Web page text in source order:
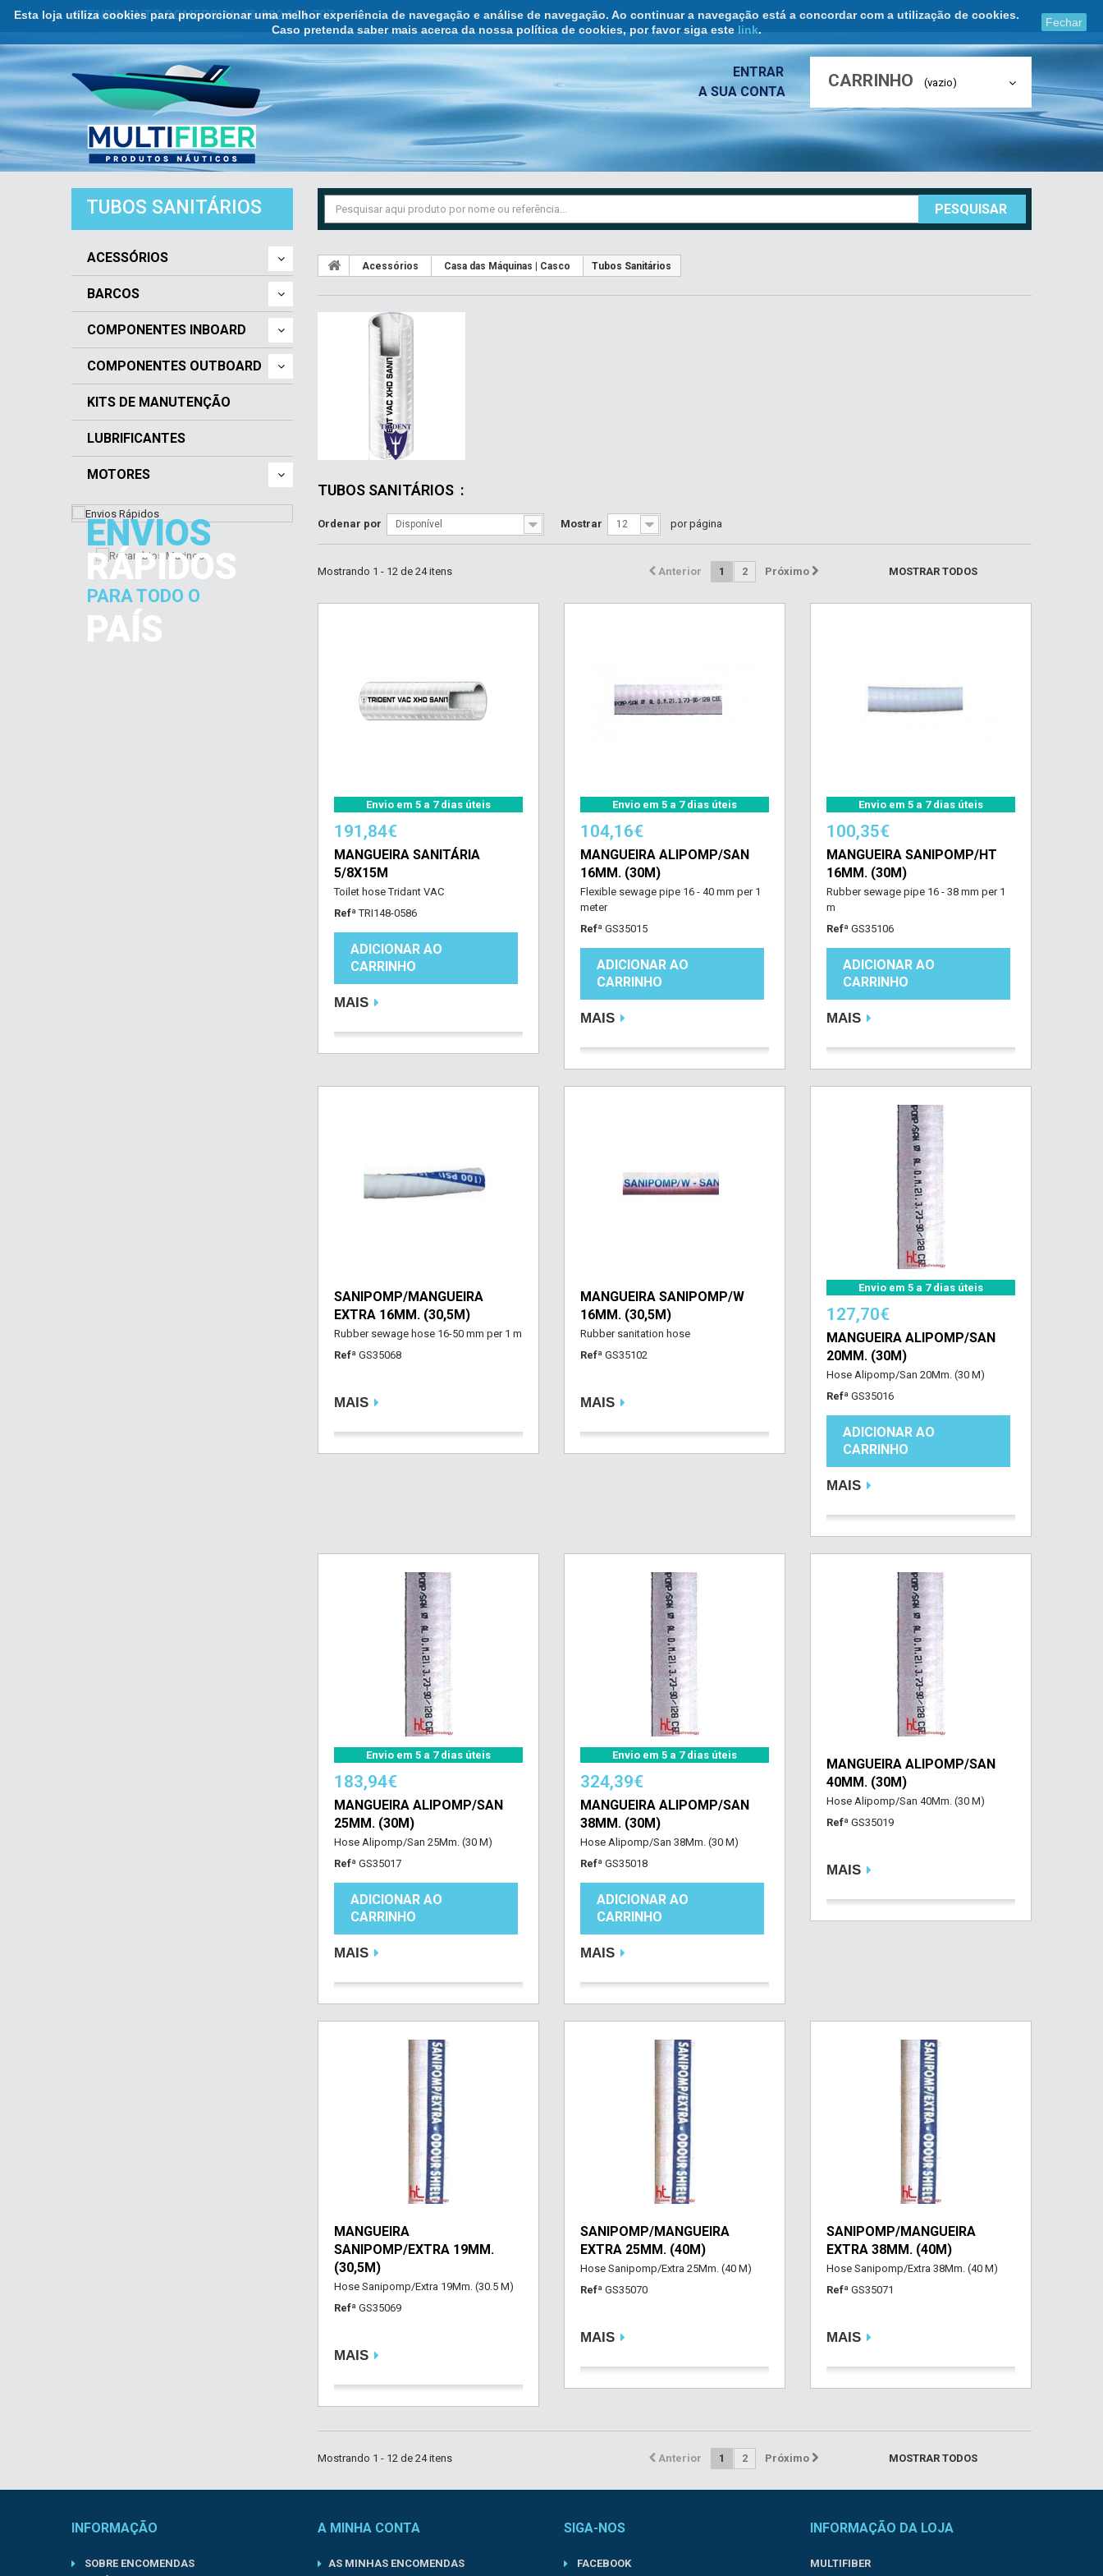
Esta loja utiliza cookies para proporcionar uma melhor experiência de navegação e análise de navegação. Ao continuar a navegação está a concordar com a utilização de cookies.
Caso pretenda saber mais acerca da nossa política de cookies, por favor siga este link.
Fechar
ATENDIMENTO COMERCIAL ☏ 932 121 707
CARRINHO (vazio)
ENTRAR
A SUA CONTA
PESQUISAR
TUBOS SANITÁRIOS
ACESSÓRIOS
BARCOS
COMPONENTES INBOARD
COMPONENTES OUTBOARD
KITS DE MANUTENÇÃO
LUBRIFICANTES
MOTORES
ENVIOS
RÁPIDOS
PARA TODO O
PAÍS
Acessórios Casa das Máquinas | Casco Tubos Sanitários
TUBOS SANITÁRIOS :
Ordenar por Disponível Mostrar 12 por página
MOSTRAR TODOS
Anterior 1 2 Próximo
Mostrando 1 - 12 de 24 itens
Envio em 5 a 7 dias úteis
191,84€
MANGUEIRA SANITÁRIA
5/8X15M
Toilet hose Tridant VAC
Refª TRI148-0586
ADICIONAR AO
CARRINHO
MAIS
Envio em 5 a 7 dias úteis
104,16€
MANGUEIRA ALIPOMP/SAN
16MM. (30M)
Flexible sewage pipe 16 - 40 mm per 1
meter
Refª GS35015
ADICIONAR AO
CARRINHO
MAIS
Envio em 5 a 7 dias úteis
100,35€
MANGUEIRA SANIPOMP/HT
16MM. (30M)
Rubber sewage pipe 16 - 38 mm per 1
m
Refª GS35106
ADICIONAR AO
CARRINHO
MAIS
SANIPOMP/MANGUEIRA
EXTRA 16MM. (30,5M)
Rubber sewage hose 16-50 mm per 1 m
Refª GS35068
MAIS
MANGUEIRA SANIPOMP/W
16MM. (30,5M)
Rubber sanitation hose
Refª GS35102
MAIS
Envio em 5 a 7 dias úteis
127,70€
MANGUEIRA ALIPOMP/SAN
20MM. (30M)
Hose Alipomp/San 20Mm. (30 M)
Refª GS35016
ADICIONAR AO
CARRINHO
MAIS
Envio em 5 a 7 dias úteis
183,94€
MANGUEIRA ALIPOMP/SAN
25MM. (30M)
Hose Alipomp/San 25Mm. (30 M)
Refª GS35017
ADICIONAR AO
CARRINHO
MAIS
Envio em 5 a 7 dias úteis
324,39€
MANGUEIRA ALIPOMP/SAN
38MM. (30M)
Hose Alipomp/San 38Mm. (30 M)
Refª GS35018
ADICIONAR AO
CARRINHO
MAIS
MANGUEIRA ALIPOMP/SAN
40MM. (30M)
Hose Alipomp/San 40Mm. (30 M)
Refª GS35019
MAIS
MANGUEIRA
SANIPOMP/EXTRA 19MM.
(30,5M)
Hose Sanipomp/Extra 19Mm. (30.5 M)
Refª GS35069
MAIS
SANIPOMP/MANGUEIRA
EXTRA 25MM. (40M)
Hose Sanipomp/Extra 25Mm. (40 M)
Refª GS35070
MAIS
SANIPOMP/MANGUEIRA
EXTRA 38MM. (40M)
Hose Sanipomp/Extra 38Mm. (40 M)
Refª GS35071
MAIS
MOSTRAR TODOS
Anterior 1 2 Próximo
Mostrando 1 - 12 de 24 itens
INFORMAÇÃO
SOBRE ENCOMENDAS
A MINHA CONTA
AS MINHAS ENCOMENDAS
SIGA-NOS
FACEBOOK
INFORMAÇÃO DA LOJA
MULTIFIBER